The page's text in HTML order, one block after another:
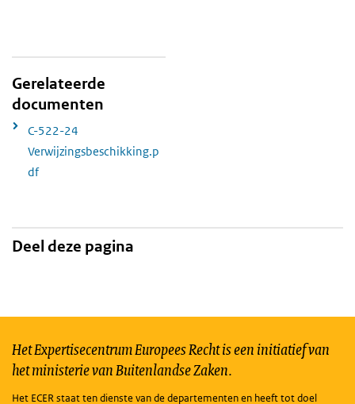
Gerelateerde
documenten
C-522-24
Verwijzingsbeschikking.p
df
Deel deze pagina
Het Expertisecentrum Europees Recht is een initiatief van
het ministerie van Buitenlandse Zaken.
Het ECER staat ten dienste van de departementen en heeft tot doel